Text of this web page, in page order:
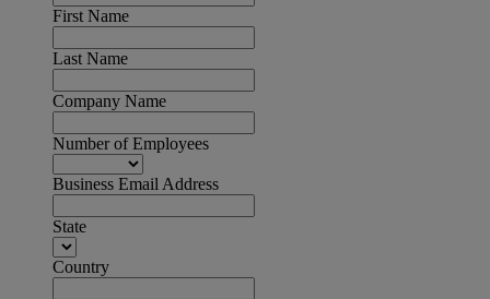
First Name
Last Name
Company Name
Number of Employees
Business Email Address
State
Country